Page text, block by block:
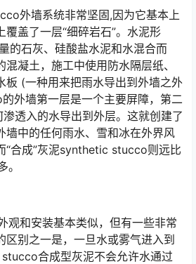
外墙系统非常坚固,因为它基本上
盖了一层“细碎岩石”。水泥形
的石灰、硅酸盐水泥和水混合而
凝土，施工中使用防水隔层纸、
板 (一种用来把雨水导出到外墙之外
外墙第一层是一个主要屏障，第二
渗透入的水导出到外层。这就创建了
墙中的任何雨水、雪和冰在外界风
“合成”灰泥synthetic stucco则远比
观和安装基本类似，但有一些非常
区别之一是，一旦水或雾气进入到
合成型灰泥不会允许水通过